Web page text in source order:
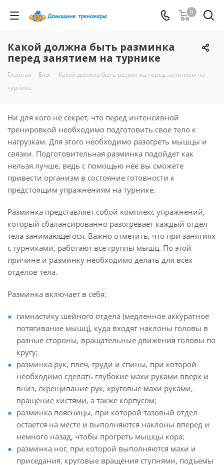
0
Какой должна быть разминка
перед занятием на турнике
Главная - Блог - Какой должна быть разминка перед занятием на
турнике
Ни для кого не секрет, что перед интенсивной
тренировкой необходимо подготовить свое тело к
нагрузкам. Для этого необходимо разогреть мышцы и
связки. Подготовительная разминка подойдет как
нельзя лучше, ведь с помощью нее вы сможете
привести организм в состояние готовности к
предстоящим упражнениям на турнике.
Разминка представляет собой комплекс упражнений,
который сбалансированно разогревает каждый отдел
тела занимающегося. Важно отметить, что при занятиях
с турниками, работают все группы мышц. По этой
причине и разминку необходимо делать для всех
отделов тела.
Разминка включает в себя:
гимнастику шейного отдела (медленное аккуратное
потягивание мышц), куда входят наклоны головы в
разные стороны, вращательные движения головы по
кругу;
разминка рук, плеч, груди и спины, при которой
необходимо сделать глубокие махи руками вверх и
вниз, скрещивание рук, круговые махи руками,
вращение кистями, а также корпусом;
разминка поясницы, при которой тазовый отдел
остается на месте и выполняются наклоны вперед и
немного назад, чтобы прогреть мышцы кора;
разминка ног, при которой выполняются махи и
приседания, круговые вращения ступнями, подъемы